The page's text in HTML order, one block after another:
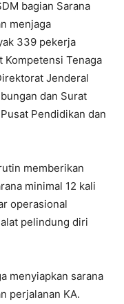
bagian Sarana
menjaga
339 pekerja
Kompetensi Tenaga
Jenderal
dan Surat
Pendidikan dan
memberikan
minimal 12 kali
operasional
pelindung diri
menyiapkan sarana
perjalanan KA.